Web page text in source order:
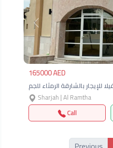
Previous
165000 AED
Sharjah | Al Ramtha
Call